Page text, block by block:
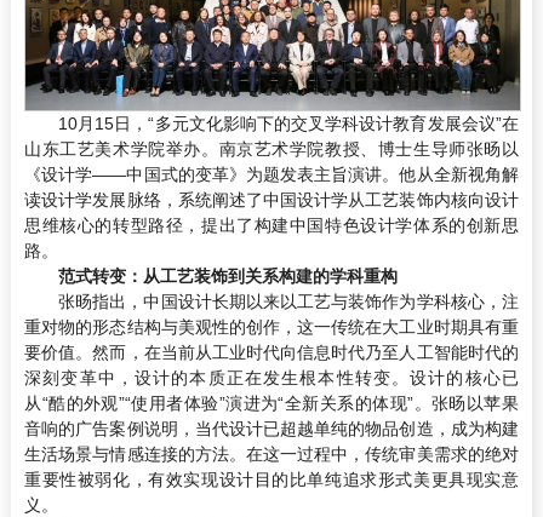
10月15日，“多元文化影响下的交叉学科设计教育发展会议”在
山东工艺美术学院举办。南京艺术学院教授、博士生导师张旸以
《设计学——中国式的变革》为题发表主旨演讲。他从全新视角解
读设计学发展脉络，系统阐述了中国设计学从工艺装饰内核向设计
思维核心的转型路径，提出了构建中国特色设计学体系的创新思
路。
范式转变：从工艺装饰到关系构建的学科重构
张旸指出，中国设计长期以来以工艺与装饰作为学科核心，注
重对物的形态结构与美观性的创作，这一传统在大工业时期具有重
要价值。然而，在当前从工业时代向信息时代乃至人工智能时代的
深刻变革中，设计的本质正在发生根本性转变。设计的核心已
从“酷的外观”“使用者体验”演进为“全新关系的体现”。张旸以苹果
音响的广告案例说明，当代设计已超越单纯的物品创造，成为构建
生活场景与情感连接的方法。在这一过程中，传统审美需求的绝对
重要性被弱化，有效实现设计目的比单纯追求形式美更具现实意
义。